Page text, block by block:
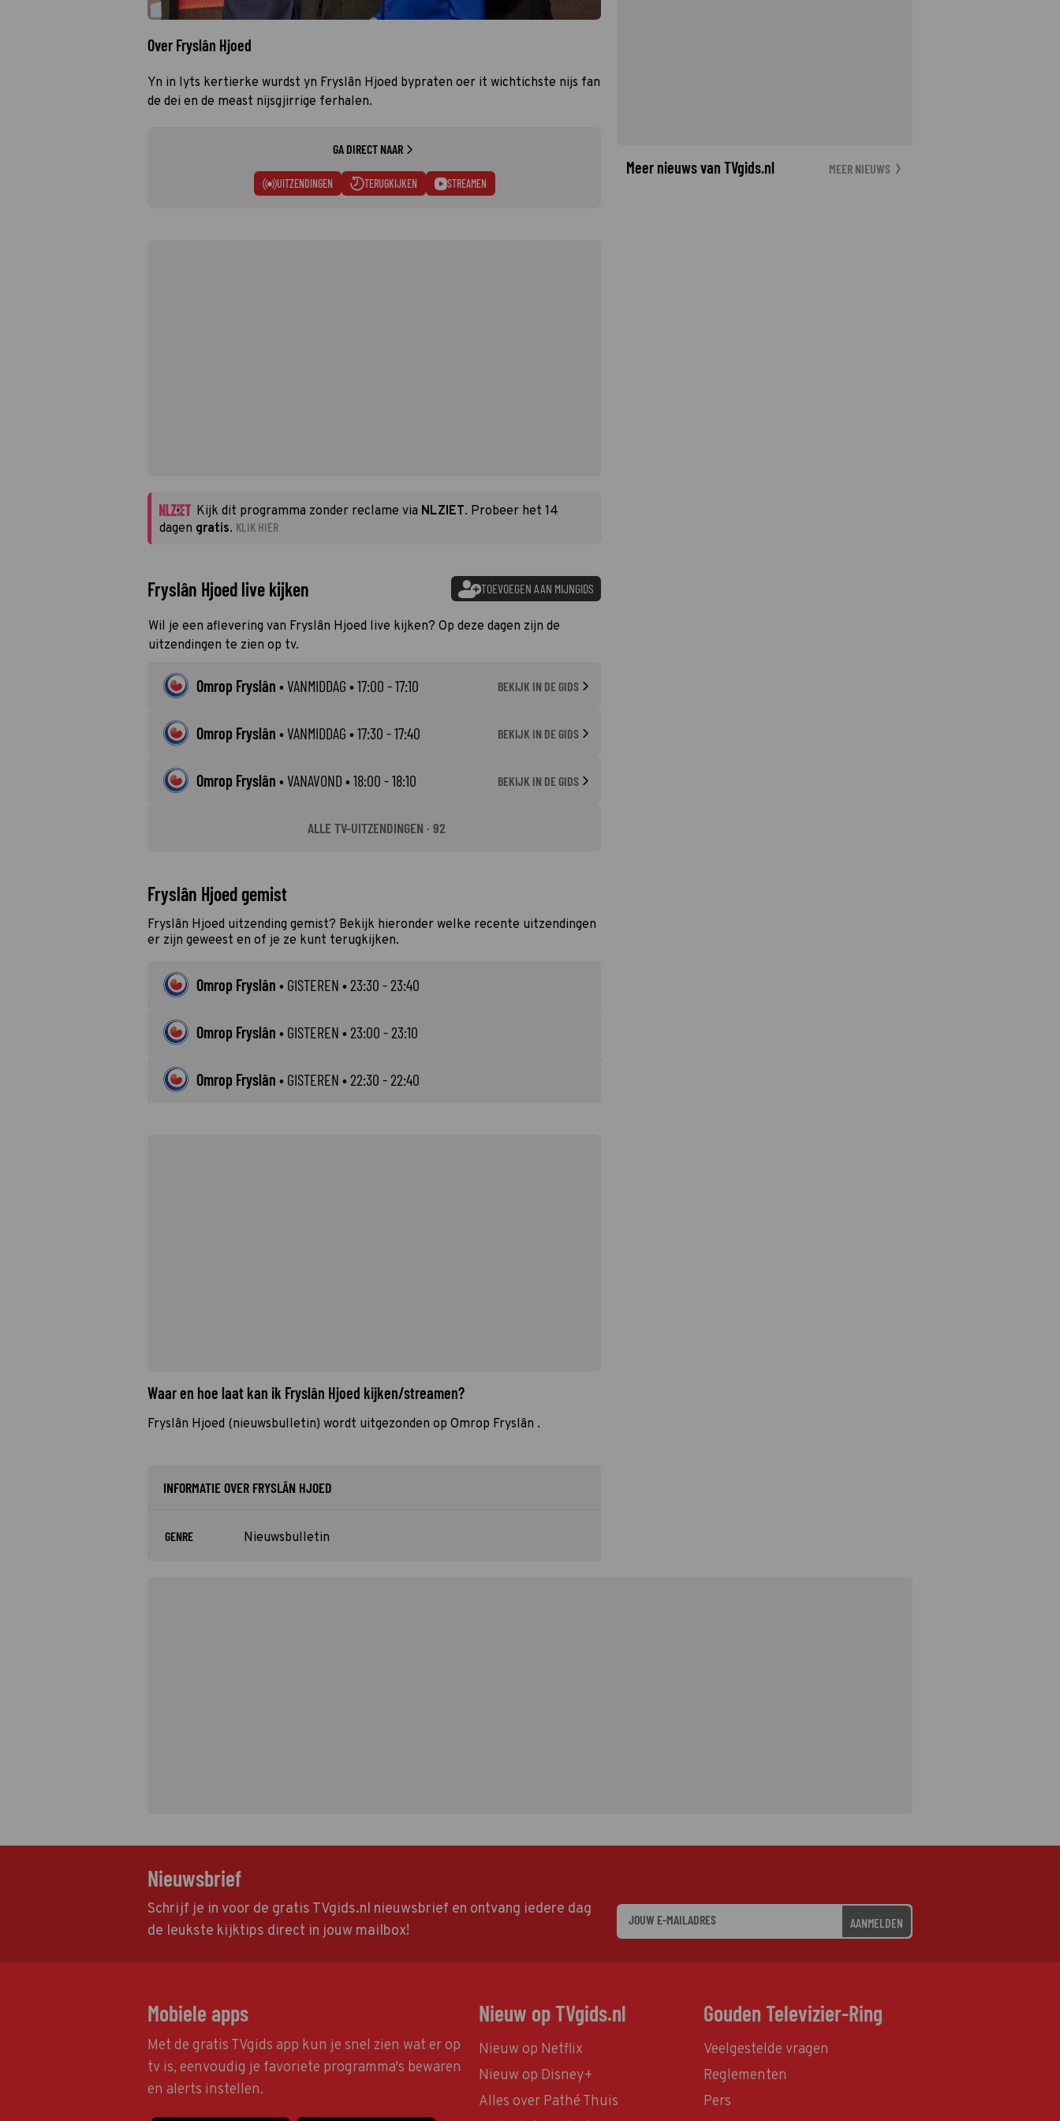
Over Fryslân Hjoed
Yn in lyts kertierke wurdst yn Fryslân Hjoed bypraten oer it wichtichste nijs fan
de dei en de meast nijsgjirrige ferhalen.
GA DIRECT NAAR
UITZENDINGEN TERUGKIJKEN STREAMEN
Kijk dit programma zonder reclame via NLZIET. Probeer het 14
dagen gratis. KLIK HIER
Fryslân Hjoed live kijken TOEVOEGEN AAN MIJNGIDS
Wil je een aflevering van Fryslân Hjoed live kijken? Op deze dagen zijn de
uitzendingen te zien op tv.
Omrop Fryslân •VANMIDDAG • 17:00 - 17:10 BEKIJK IN DE GIDS
Omrop Fryslân •VANMIDDAG • 17:30 - 17:40 BEKIJK IN DE GIDS
Omrop Fryslân •VANAVOND • 18:00 - 18:10 BEKIJK IN DE GIDS
ALLE TV-UITZENDINGEN · 92
Fryslân Hjoed gemist
Fryslân Hjoed uitzending gemist? Bekijk hieronder welke recente uitzendingen
er zijn geweest en of je ze kunt terugkijken.
Omrop Fryslân • GISTEREN • 23:30 - 23:40
Omrop Fryslân • GISTEREN • 23:00 - 23:10
Omrop Fryslân • GISTEREN • 22:30 - 22:40
Waar en hoe laat kan ik Fryslân Hjoed kijken/streamen?
Fryslân Hjoed (nieuwsbulletin) wordt uitgezonden op Omrop Fryslân .
INFORMATIE OVER FRYSLÂN HJOED
GENRE Nieuwsbulletin
Meer nieuws van TVgids.nl MEER NIEUWS
Nieuwsbrief
Schrijf je in voor de gratis TVgids.nl nieuwsbrief en ontvang iedere dag
de leukste kijktips direct in jouw mailbox!
AANMELDEN
Mobiele apps
Met de gratis TVgids app kun je snel zien wat er op
tv is, eenvoudig je favoriete programma's bewaren
en alerts instellen.
Nieuw op TVgids.nl
Nieuw op Netflix
Nieuw op Disney+
Alles over Pathé Thuis
Gouden Televizier-Ring
Veelgestelde vragen
Reglementen
Pers